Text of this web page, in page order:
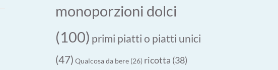
monoporzioni dolci
(100) primi piatti o piatti unici
(47) Qualcosa da bere (26) ricotta (38)